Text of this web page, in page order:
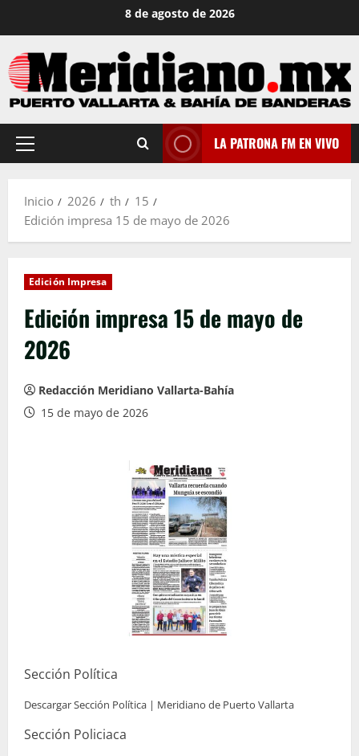
contenido
8 de agosto de 2026
Menú
LA PATRONA FM EN VIVO
Inicio 2026 th
15
Edición impresa 15 de mayo de 2026
Edición Impresa
Edición impresa 15 de mayo de
2026
Redacción Meridiano Vallarta-Bahía
15 de mayo de 2026
Sección Política
Descargar Sección Política | Meridiano de Puerto Vallarta
Sección Policiaca